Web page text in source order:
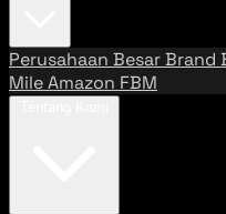
Perusahaan BesarBrand
MileAmazon FBM